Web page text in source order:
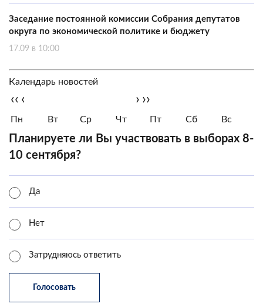
Заседание постоянной комиссии Собрания депутатов
округа по экономической политике и бюджету
17.09 в 10:00
Календарь новостей
‹‹ ‹ › ››
Пн Вт Ср Чт Пт Сб Вс
Планируете ли Вы участвовать в выборах 8-
10 сентября?
Да
Нет
Затрудняюсь ответить